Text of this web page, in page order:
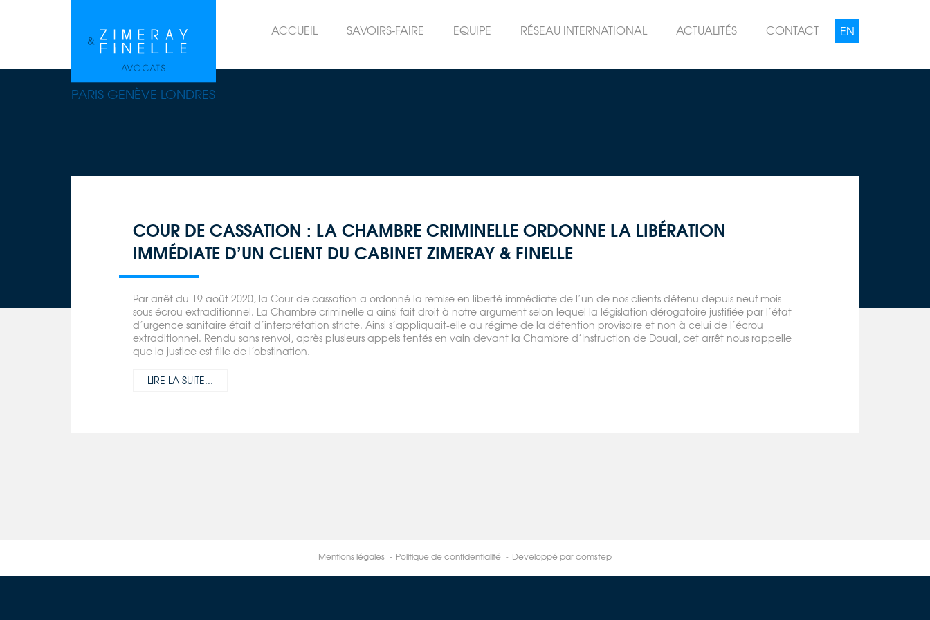
PARIS GENÈVE LONDRES
ACCUEIL SAVOIRS-FAIRE EQUIPE RÉSEAU INTERNATIONAL ACTUALITÉS CONTACT
COUR DE CASSATION : LA CHAMBRE CRIMINELLE ORDONNE LA LIBÉRATION
IMMÉDIATE D’UN CLIENT DU CABINET ZIMERAY & FINELLE
Par arrêt du 19 août 2020, la Cour de cassation a ordonné la remise en liberté immédiate de l’un de nos clients détenu depuis neuf mois
sous écrou extraditionnel. La Chambre criminelle a ainsi fait droit à notre argument selon lequel la législation dérogatoire justifiée par l’état
d’urgence sanitaire était d’interprétation stricte. Ainsi s’appliquait-elle au régime de la détention provisoire et non à celui de l’écrou
extraditionnel. Rendu sans renvoi, après plusieurs appels tentés en vain devant la Chambre d’Instruction de Douai, cet arrêt nous rappelle
que la justice est fille de l’obstination.
LIRE LA SUITE...
Mentions légales Politique de confidentialité Developpé par comstep